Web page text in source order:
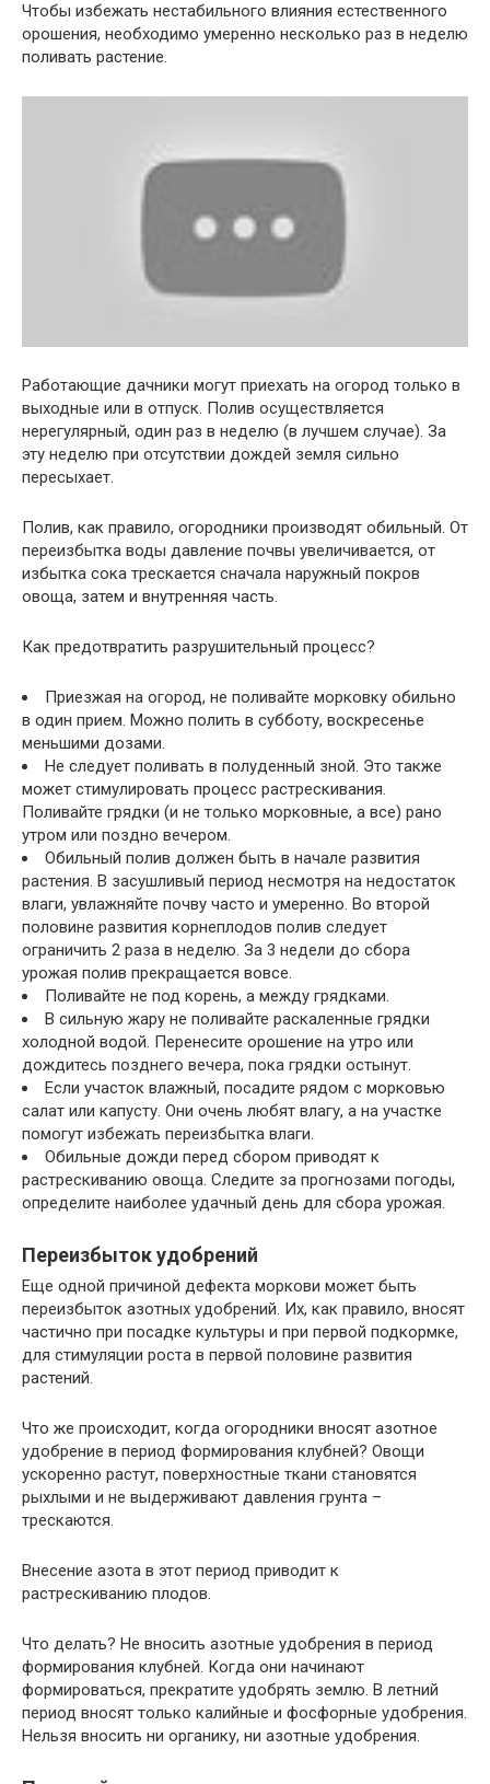
Чтобы избежать нестабильного влияния естественного
орошения, необходимо умеренно несколько раз в неделю
поливать растение.
Работающие дачники могут приехать на огород только в
выходные или в отпуск. Полив осуществляется
нерегулярный, один раз в неделю (в лучшем случае). За
эту неделю при отсутствии дождей земля сильно
пересыхает.
Полив, как правило, огородники производят обильный. От
переизбытка воды давление почвы увеличивается, от
избытка сока трескается сначала наружный покров
овоща, затем и внутренняя часть.
Как предотвратить разрушительный процесс?
Приезжая на огород, не поливайте морковку обильно
в один прием. Можно полить в субботу, воскресенье
меньшими дозами.
Не следует поливать в полуденный зной. Это также
может стимулировать процесс растрескивания.
Поливайте грядки (и не только морковные, а все) рано
утром или поздно вечером.
Обильный полив должен быть в начале развития
растения. В засушливый период несмотря на недостаток
влаги, увлажняйте почву часто и умеренно. Во второй
половине развития корнеплодов полив следует
ограничить 2 раза в неделю. За 3 недели до сбора
урожая полив прекращается вовсе.
Поливайте не под корень, а между грядками.
В сильную жару не поливайте раскаленные грядки
холодной водой. Перенесите орошение на утро или
дождитесь позднего вечера, пока грядки остынут.
Если участок влажный, посадите рядом с морковью
салат или капусту. Они очень любят влагу, а на участке
помогут избежать переизбытка влаги.
Обильные дожди перед сбором приводят к
растрескиванию овоща. Следите за прогнозами погоды,
определите наиболее удачный день для сбора урожая.
Переизбыток удобрений
Еще одной причиной дефекта моркови может быть
переизбыток азотных удобрений. Их, как правило, вносят
частично при посадке культуры и при первой подкормке,
для стимуляции роста в первой половине развития
растений.
Что же происходит, когда огородники вносят азотное
удобрение в период формирования клубней? Овощи
ускоренно растут, поверхностные ткани становятся
рыхлыми и не выдерживают давления грунта –
трескаются.
Внесение азота в этот период приводит к
растрескиванию плодов.
Что делать? Не вносить азотные удобрения в период
формирования клубней. Когда они начинают
формироваться, прекратите удобрять землю. В летний
период вносят только калийные и фосфорные удобрения.
Нельзя вносить ни органику, ни азотные удобрения.